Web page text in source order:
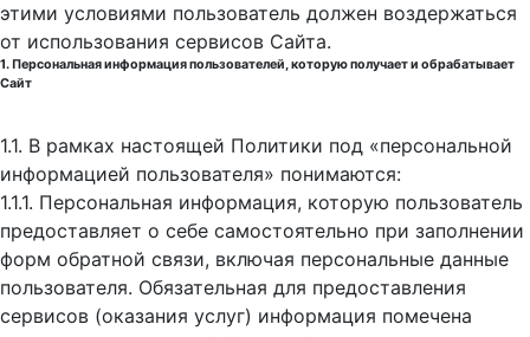
этими условиями пользователь должен воздержаться
от использования сервисов Сайта.
1. Персональная информация пользователей, которую получает и обрабатывает
Сайт
1.1. В рамках настоящей Политики под «персональной
информацией пользователя» понимаются:
1.1.1. Персональная информация, которую пользователь
предоставляет о себе самостоятельно при заполнении
форм обратной связи, включая персональные данные
пользователя. Обязательная для предоставления
сервисов (оказания услуг) информация помечена